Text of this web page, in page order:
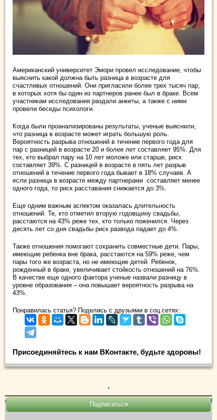
Американский университет Эмори провел исследование, чтобы
выяснить какой должна быть разница в возрасте для
счастливых отношений. Они пригласили более трех тысяч пар,
в которых хотя бы один из партнеров ранее был в браке. Всем
участникам исследования раздали анкеты, а также с ними
провели беседы психологи.
Когда были проанализированы результаты, ученые выяснили,
что разница в возрасте может играть большую роль.
Вероятность разрыва отношений в течение первого года для
пар с разницей в возрасте 20 и более лет составляет 95%. Для
тех, кто выбрал пару на 10 лет моложе или старше, риск
составляет 39%. С разницей в возрасте в пять лет разрыв
отношений в течение первого года бывает в 18% случаев. А
если разница в возрасте между партнерами составляет менее
одного года, то риск расставания снижается до 3%.
Еще одним важным аспектом оказалась длительность
отношений. Те, кто отметил вторую годовщину свадьбы,
расстаются на 43% реже тех, кто только поженился. Через
десять лет со дня свадьбы риск развода падает до 4%.
Также отношения помогают сохранить совместные дети. Пары,
имеющие ребенка вне брака, расстаются на 59% реже, чем
пары того же возраста, но не имеющие детей. Ребенок,
рожденный в браке, увеличивает стойкость отношений на 76%.
В качестве еще одного фактора ученые назвали разницу в
уровне образования – она повышает вероятность разрыва на
43%.
Понравилась статья? Поделись с друзьями в соц.сетях:
Присоединяйтесь к нам ВКонтакте, будьте здоровы!
.